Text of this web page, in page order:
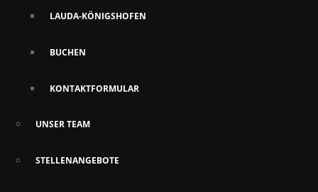
LAUDA-KÖNIGSHOFEN
BUCHEN
KONTAKTFORMULAR
UNSER TEAM
STELLENANGEBOTE